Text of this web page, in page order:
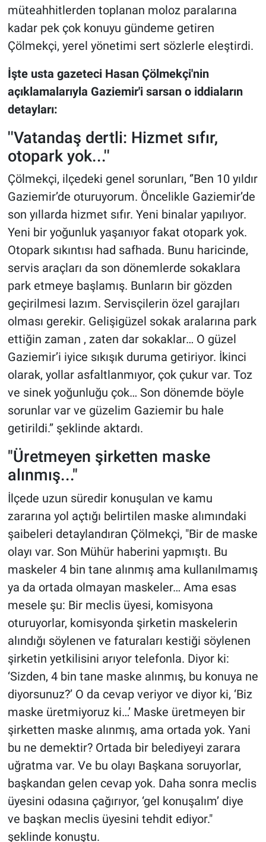
müteahhitlerden toplanan moloz paralarına
kadar pek çok konuyu gündeme getiren
Çölmekçi, yerel yönetimi sert sözlerle eleştirdi.
İşte usta gazeteci Hasan Çölmekçi'nin
açıklamalarıyla Gaziemir'i sarsan o iddiaların
detayları:
''Vatandaş dertli: Hizmet sıfır,
otopark yok...''
Çölmekçi, ilçedeki genel sorunları, ‘’Ben 10 yıldır
Gaziemir’de oturuyorum. Öncelikle Gaziemir’de
son yıllarda hizmet sıfır. Yeni binalar yapılıyor.
Yeni bir yoğunluk yaşanıyor fakat otopark yok.
Otopark sıkıntısı had safhada. Bunu haricinde,
servis araçları da son dönemlerde sokaklara
park etmeye başlamış. Bunların bir gözden
geçirilmesi lazım. Servisçilerin özel garajları
olması gerekir. Gelişigüzel sokak aralarına park
ettiğin zaman , zaten dar sokaklar… O güzel
Gaziemir’i iyice sıkışık duruma getiriyor. İkinci
olarak, yollar asfaltlanmıyor, çok çukur var. Toz
ve sinek yoğunluğu çok… Son dönemde böyle
sorunlar var ve güzelim Gaziemir bu hale
getirildi.’’ şeklinde aktardı.
"Üretmeyen şirketten maske
alınmış..."
İlçede uzun süredir konuşulan ve kamu
zararına yol açtığı belirtilen maske alımındaki
şaibeleri detaylandıran Çölmekçi, "Bir de maske
olayı var. Son Mühür haberini yapmıştı. Bu
maskeler 4 bin tane alınmış ama kullanılmamış
ya da ortada olmayan maskeler… Ama esas
mesele şu: Bir meclis üyesi, komisyona
oturuyorlar, komisyonda şirketin maskelerin
alındığı söylenen ve faturaları kestiği söylenen
şirketin yetkilisini arıyor telefonla. Diyor ki:
‘Sizden, 4 bin tane maske alınmış, bu konuya ne
diyorsunuz?’ O da cevap veriyor ve diyor ki, ‘Biz
maske üretmiyoruz ki…’ Maske üretmeyen bir
şirketten maske alınmış, ama ortada yok. Yani
bu ne demektir? Ortada bir belediyeyi zarara
uğratma var. Ve bu olayı Başkana soruyorlar,
başkandan gelen cevap yok. Daha sonra meclis
üyesini odasına çağırıyor, ‘gel konuşalım’ diye
ve başkan meclis üyesini tehdit ediyor."
şeklinde konuştu.